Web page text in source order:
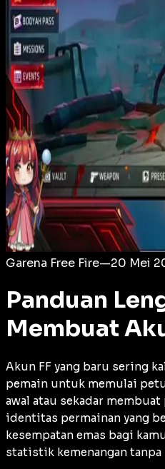
Login
Garena Free Fire—20 Mei
Panduan
Membuat
Akun FF yang baru sering
pemain untuk memulai
awal atau sekadar
identitas permainan yang
kesempatan emas bagi
statistik kemenangan tanpa